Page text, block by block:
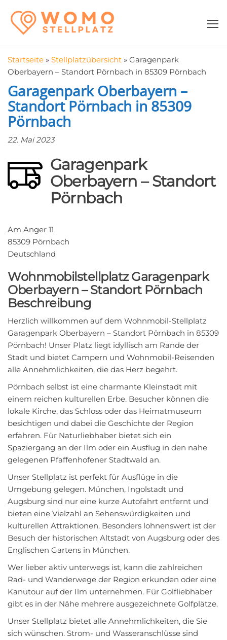
Inhalt
springen
in der Nähe
Startseite » Stellplatzübersicht » Garagenpark
Oberbayern – Standort Pörnbach in 85309 Pörnbach
Garagenpark Oberbayern –
Standort Pörnbach in 85309
Pörnbach
22. Mai 2023
Garagenpark
Oberbayern – Standort
Pörnbach
Am Anger 11
85309 Pörnbach
Deutschland
Wohnmobilstellplatz Garagenpark
Oberbayern – Standort Pörnbach
Beschreibung
Herzlich willkommen auf dem Wohnmobil-Stellplatz
Garagenpark Oberbayern – Standort Pörnbach in 85309
Pörnbach! Unser Platz liegt idyllisch am Rande der
Stadt und bietet Campern und Wohnmobil-Reisenden
alle Annehmlichkeiten, die das Herz begehrt.
Pörnbach selbst ist eine charmante Kleinstadt mit
einem reichen kulturellen Erbe. Besucher können die
lokale Kirche, das Schloss oder das Heimatmuseum
besichtigen und dabei die Geschichte der Region
erfahren. Für Naturliebhaber bietet sich ein
Spaziergang an der Ilm oder ein Ausflug in den nahe
gelegenen Pfaffenhofener Stadtwald an.
Unser Stellplatz ist perfekt für Ausflüge in die
Umgebung gelegen. München, Ingolstadt und
Augsburg sind nur eine kurze Autofahrt entfernt und
bieten eine Vielzahl an Sehenswürdigkeiten und
kulturellen Attraktionen. Besonders lohnenswert ist der
Besuch der historischen Altstadt von Augsburg oder des
Englischen Gartens in München.
Wer lieber aktiv unterwegs ist, kann die zahlreichen
Rad- und Wanderwege der Region erkunden oder eine
Kanutour auf der Ilm unternehmen. Für Golfliebhaber
gibt es in der Nähe mehrere ausgezeichnete Golfplätze.
Unser Stellplatz bietet alle Annehmlichkeiten, die Sie
sich wünschen. Strom- und Wasseranschlüsse sind